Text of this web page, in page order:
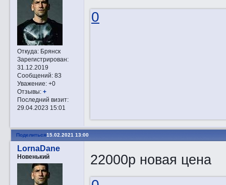
Откуда:Брянск
Зарегистрирован:
31.12.2019
Сообщений:83
Уважение: +0
Отзывы: +
Последний визит:
29.04.2023 15:01
0
Поделиться15.02.2021 13:00
LornaDane
Новенький
22000р новая цена